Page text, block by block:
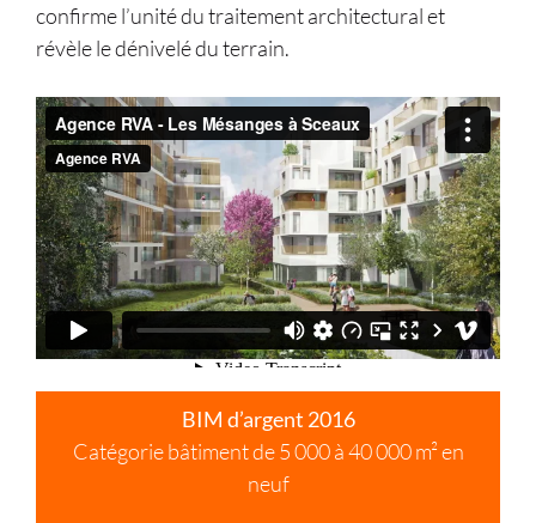
confirme l’unité du traitement architectural et
révèle le dénivelé du terrain.
BIM d’argent 2016
Catégorie bâtiment de 5 000 à 40 000 m² en
neuf